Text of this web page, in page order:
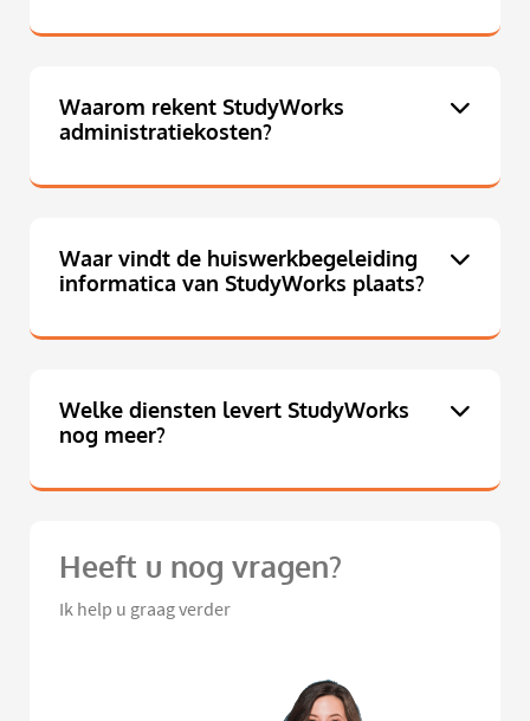
Waarom rekent StudyWorks
administratiekosten?
Waar vindt de huiswerkbegeleiding
informatica van StudyWorks plaats?
Welke diensten levert StudyWorks
nog meer?
Heeft u nog vragen?
Ik help u graag verder